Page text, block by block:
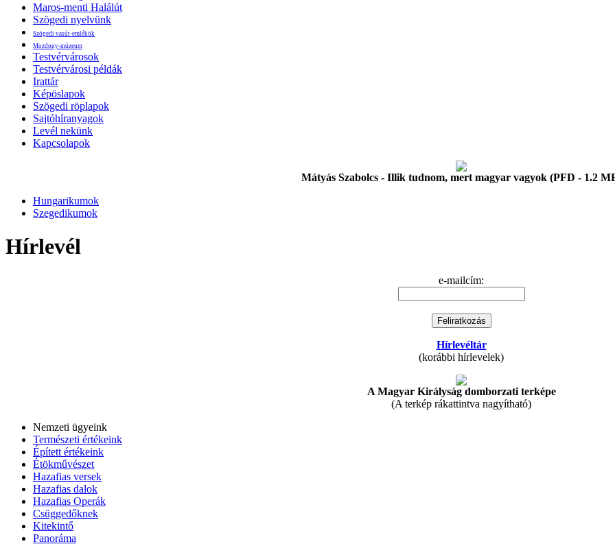
Maros-menti Halálút
Szögedi nyelvünk
Szögedi vasút-emlékök
Mozdony-múzeum
Testvérvárosok
Testvérvárosi példák
Irattár
Képöslapok
Szögedi röplapok
Sajtóhíranyagok
Levél nekünk
Kapcsolapok
Mátyás Szabolcs - Illik tudnom, mert magyar vagyok (PFD - 1.2
Hungarikumok
Szegedikumok
Hírlevél
e-mailcím:
Hírlevéltár
(korábbi hírlevelek)
A Magyar Királyság domborzati terképe
(A terkép rákattintva nagyítható)
Nemzeti ügyeink
Természeti értékeink
Épített értékeink
Étökművészet
Hazafias versek
Hazafias dalok
Hazafias Operák
Csüggedőknek
Kitekintő
Panoráma